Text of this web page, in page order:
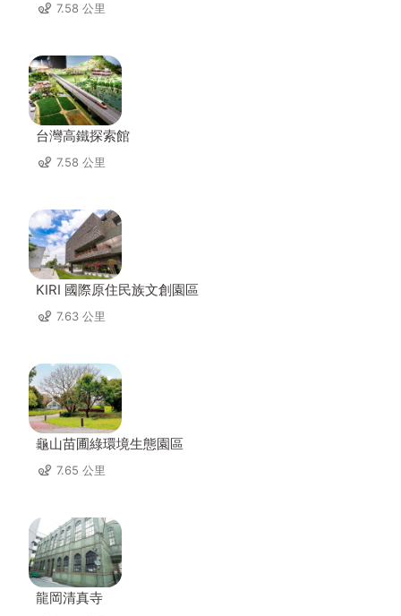
7.58 公里
台灣高鐵探索館
7.58 公里
KIRI 國際原住民族文創園區
7.63 公里
龜山苗圃綠環境生態園區
7.65 公里
龍岡清真寺